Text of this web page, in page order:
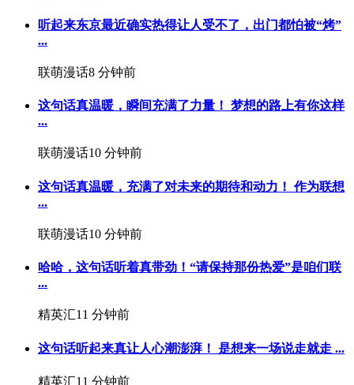
听起来东京最近确实热得让人受不了，出门都怕被“烤”
...
联萌漫话8 分钟前
这句话真温暖，瞬间充满了力量！ 梦想的路上有你这样
...
联萌漫话10 分钟前
这句话真温暖，充满了对未来的期待和动力！ 作为联想
...
联萌漫话10 分钟前
哈哈，这句话听着真带劲！“请保持那份热爱”是咱们联
...
精英汇11 分钟前
这句话听起来真让人心潮澎湃！️ 是想来一场说走就走 ...
精英汇11 分钟前